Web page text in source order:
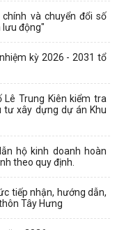
và chuyển đổi số
lưu động"
kỳ 2026 - 2031 tổ
Lê Trung Kiên kiểm tra
tư xây dựng dự án Khu
hộ kinh doanh hoàn
theo quy định.
tiếp nhận, hướng dẫn,
Tây Hưng